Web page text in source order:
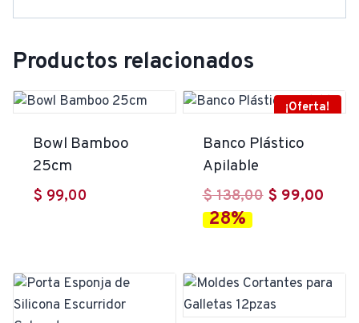
Productos relacionados
Bowl Bamboo
25cm
$ 99,00
¡Oferta!
Banco Plástico
Apilable
$138,00 El
$ 138,00.
$ 99,00El
$
28%